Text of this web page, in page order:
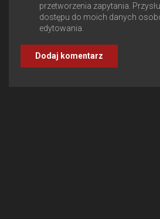
przetworzenia zapytania.
dostępu do moich danych
edytowania.